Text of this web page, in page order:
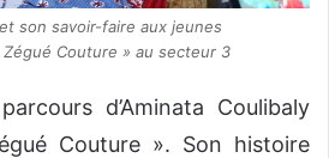
son savoir-faire aux jeunes
Zégué Couture » au secteur 3
d’Aminata Coulibaly
Couture ». Son histoire